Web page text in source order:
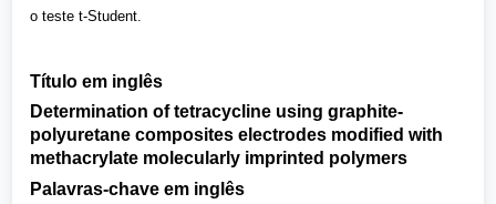
o teste t-Student.
Título em inglês
Determination of tetracycline using graphite-
polyuretane composites electrodes modified with
methacrylate molecularly imprinted polymers
Palavras-chave em inglês